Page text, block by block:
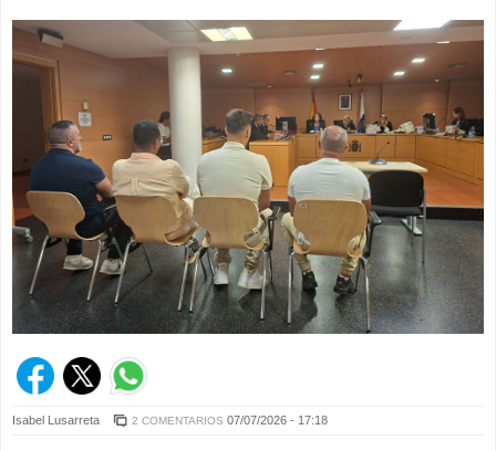
Isabel Lusarreta 2 COMENTARIOS 07/07/2026 - 17:18